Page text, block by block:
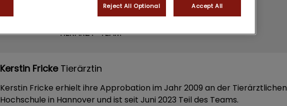
TIERARZT-TEAM
Kerstin Fricke Tierärztin
Kerstin Fricke erhielt ihre Approbation im Jahr 2009 an der Tierärztlichen
Hochschule in Hannover und ist seit Juni 2023 Teil des Teams.
Reject All Optional Accept All